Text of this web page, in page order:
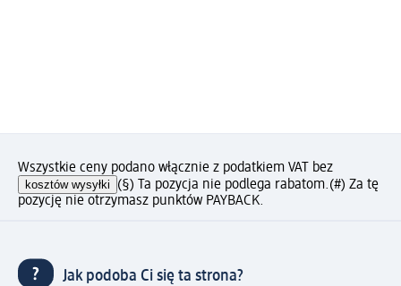
Wszystkie ceny podano włącznie z podatkiem VAT bez
kosztów wysyłki (§) Ta pozycja nie podlega rabatom.(#) Za tę
pozycję nie otrzymasz punktów PAYBACK.
Jak podoba Ci się ta strona?